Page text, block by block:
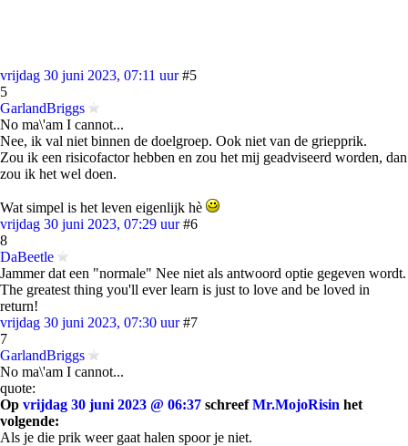
vrijdag 30 juni 2023, 07:11 uur #5
5
GarlandBriggs
No ma\'am I cannot...
Nee, ik val niet binnen de doelgroep. Ook niet van de griepprik.
Zou ik een risicofactor hebben en zou het mij geadviseerd worden, dan
zou ik het wel doen.
Wat simpel is het leven eigenlijk hè
vrijdag 30 juni 2023, 07:29 uur #6
8
DaBeetle
Jammer dat een "normale" Nee niet als antwoord optie gegeven wordt.
The greatest thing you'll ever learn is just to love and be loved in
return!
vrijdag 30 juni 2023, 07:30 uur #7
7
GarlandBriggs
No ma\'am I cannot...
quote:
Op vrijdag 30 juni 2023 @ 06:37 schreefMr.MojoRisin het
volgende:
Als je die prik weer gaat halen spoor je niet.